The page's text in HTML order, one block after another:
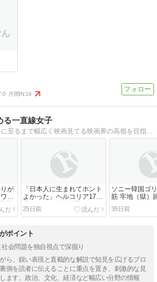
0 月間IN:16
る一直線女子
戦前から現在今に至るまで幅広く映画見てる映画界の高嶺を目指して自分なり解釈を書いてオールジャンル問わず見ています。
が
ッ
苗
CN
妬
韓
「日本人に生まれてホント
よかった」ヘルコリア17％
増ガックン無限搾取 コリア
ンごと極飲み45歳定年後の
韓人「俺たちが全米大ウ
ケ」
25日前
ソニー韓国ゴ
筋 牢地（獄）
ム
地雷モン囲っ
39日前
ポイント
社会問題を独自視点で深掘り
ら、鋭い表現と直截的な解説で知見を広げるブロ
側を読者に伝えることに重点を置き、刺激的な見
ます。政治、文化、経済など幅広い分野の情報